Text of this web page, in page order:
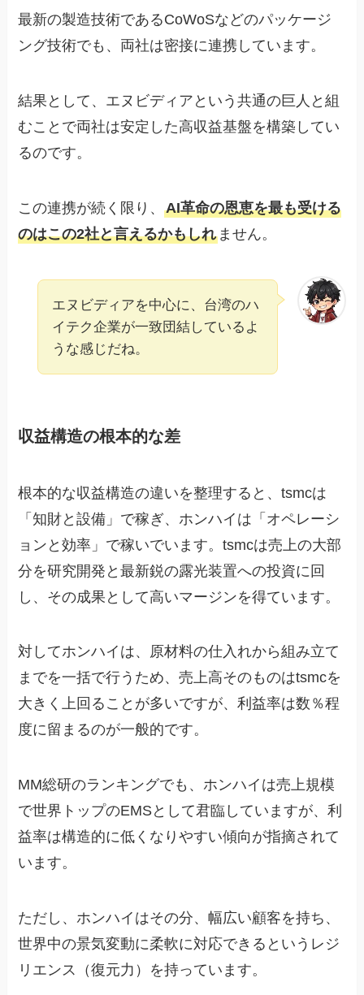
最新の製造技術であるCoWoSなどのパッケージ
ング技術でも、両社は密接に連携しています。
結果として、エヌビディアという共通の巨人と組
むことで両社は安定した高収益基盤を構築してい
るのです。
この連携が続く限り、AI革命の恩恵を最も受ける
のはこの2社と言えるかもしれ ません。
エヌビディアを中心に、台湾のハ
イテク企業が一致団結しているよ
うな感じだね。
収益構造の根本的な差
根本的な収益構造の違いを整理すると、tsmcは
「知財と設備」で稼ぎ、ホンハイは「オペレーシ
ョンと効率」で稼いでいます。tsmcは売上の大部
分を研究開発と最新鋭の露光装置への投資に回
し、その成果として高いマージンを得ています。
対してホンハイは、原材料の仕入れから組み立て
までを一括で行うため、売上高そのものはtsmcを
大きく上回ることが多いですが、利益率は数％程
度に留まるのが一般的です。
MM総研のランキングでも、ホンハイは売上規模
で世界トップのEMSとして君臨していますが、利
益率は構造的に低くなりやすい傾向が指摘されて
います。
ただし、ホンハイはその分、幅広い顧客を持ち、
世界中の景気変動に柔軟に対応できるというレジ
リエンス（復元力）を持っています。